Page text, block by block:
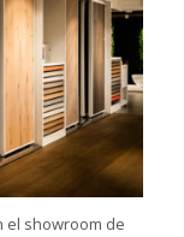
el showroom de